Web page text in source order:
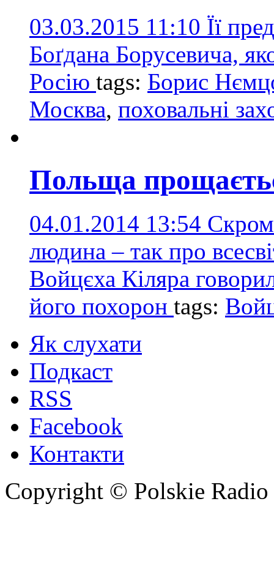
03.03.2015 11:10 Її
Боґдана Борусевича,
Росію tags: Борис
Москва, поховальні
Польща
04.01.2014 13:54
людина – так про
Войцєха Кіляра
його похорон tags:
Як слухати
Подкаст
RSS
Facebook
Контакти
Copyright © Polskie